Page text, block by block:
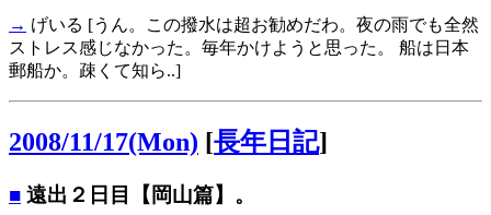
→ げいる [うん。この撥水は超お勧めだわ。夜の雨でも全然
ストレス感じなかった。毎年かけようと思った。 船は日本
郵船か。疎くて知ら..]
2008/11/17(Mon) [長年日記]
■ 遠出２日目【岡山篇】。